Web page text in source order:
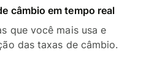
câmbio em tempo real
que você mais usa e
das taxas de câmbio.